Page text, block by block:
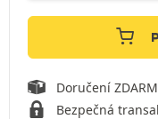
Doručení
Bezpečná